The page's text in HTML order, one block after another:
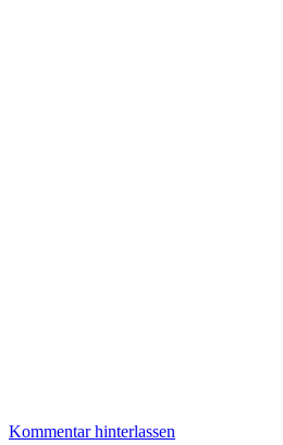
Kommentar hinterlassen